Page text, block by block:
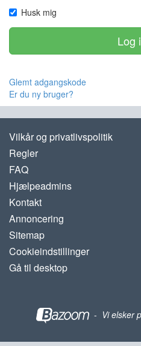
Husk mig
Log
Glemt adgangskode
Er du ny bruger?
Vilkår og privatlivspolitik
Regler
FAQ
Hjælpeadmins
Kontakt
Annoncering
Sitemap
Cookieindstillinger
Gå til desktop
- Vi elsker